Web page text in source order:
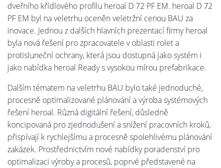
dveřního křídlového profilu heroal D 72 PF EM. heroal D 72
PF EM byl na veletrhu oceněn veletržní cenou BAU za
inovace. Jednou z dalších hlavních prezentací firmy heroal
byla nová řešení pro zpracovatele v oblasti rolet a
protisluneční ochrany, která jsou dostupná jako systém i
jako nabídka heroal Ready s vysokou mírou prefabrikace.
Dalším tématem na veletrhu BAU bylo také jednoduché,
procesně optimalizované plánování a výroba systémových
řešení heroal. Různá digitální řešení, důsledně
koncipovaná pro zjednodušení a snížení pracovních kroků,
přispívají k rychlejšímu a procesně spolehlivému plánování
zakázek. Prostřednictvím nové nabídky poradenství pro
optimalizaci výroby a procesů, poprvé představené na